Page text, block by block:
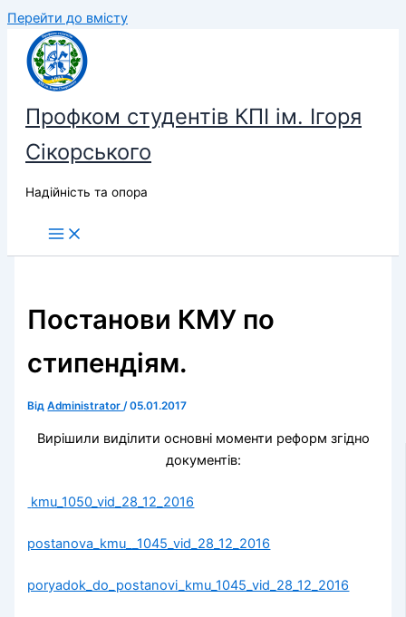
Перейти до вмісту
Профком студентів КПІ ім. Ігоря
Сікорського
Надійність та опора
Постанови КМУ по
стипендіям.
ВідAdministrator/05.01.2017
Вирішили виділити основні моменти реформ згідно
документів:
kmu_1050_vid_28_12_2016
postanova_kmu__1045_vid_28_12_2016
poryadok_do_postanovi_kmu_1045_vid_28_12_2016